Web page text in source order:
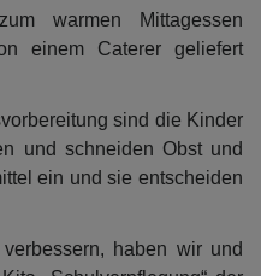
warmen Mittagessen
einem Caterer geliefert
sind die Kinder
und schneiden Obst und
ein und sie entscheiden
haben wir und